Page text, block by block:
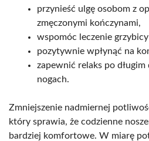
przynieść ulgę osobom z
zmęczonymi kończynami,
wspomóc leczenie
pozytywnie wpłynąć na
zapewnić relaks po
nogach.
Zmniejszenie nadmiernej
który sprawia, że codzienne
bardziej komfortowe. W miarę